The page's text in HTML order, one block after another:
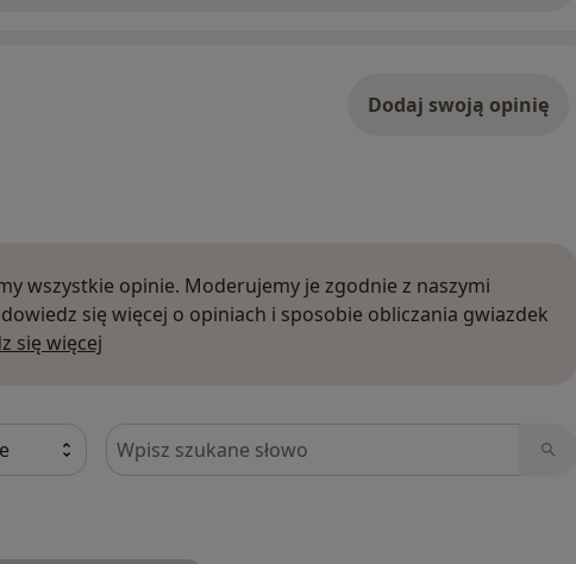
Dodaj swoją opinię
wszystkie opinie. Moderujemy je zgodnie z naszymi
się więcej o opiniach i sposobie obliczania gwiazdek
się więcej
Szukaj w opiniach